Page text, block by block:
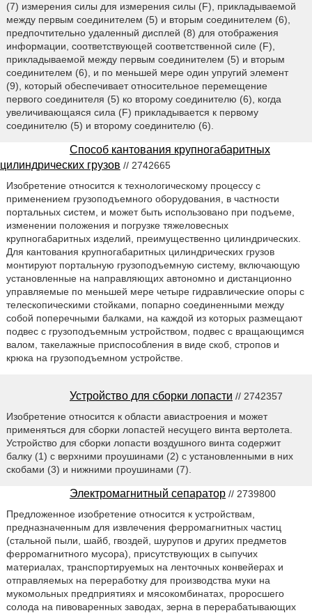
(7) измерения силы для измерения силы (F), прикладываемой
между первым соединителем (5) и вторым соединителем (6),
предпочтительно удаленный дисплей (8) для отображения
информации, соответствующей соответственной силе (F),
прикладываемой между первым соединителем (5) и вторым
соединителем (6), и по меньшей мере один упругий элемент
(9), который обеспечивает относительное перемещение
первого соединителя (5) ко второму соединителю (6), когда
увеличивающаяся сила (F) прикладывается к первому
соединителю (5) и второму соединителю (6).
Способ кантования крупногабаритных
цилиндрических грузов // 2742665
Изобретение относится к технологическому процессу с
применением грузоподъемного оборудования, в частности
портальных систем, и может быть использовано при подъеме,
изменении положения и погрузке тяжеловесных
крупногабаритных изделий, преимущественно цилиндрических.
Для кантования крупногабаритных цилиндрических грузов
монтируют портальную грузоподъемную систему, включающую
установленные на направляющих автономно и дистанционно
управляемые по меньшей мере четыре гидравлические опоры с
телескопическими стойками, попарно соединенными между
собой поперечными балками, на каждой из которых размещают
подвес с грузоподъемным устройством, подвес с вращающимся
валом, такелажные приспособления в виде скоб, стропов и
крюка на грузоподъемном устройстве.
Устройство для сборки лопасти // 2742357
Изобретение относится к области авиастроения и может
применяться для сборки лопастей несущего винта вертолета.
Устройство для сборки лопасти воздушного винта содержит
балку (1) с верхними проушинами (2) с установленными в них
скобами (3) и нижними проушинами (7).
Электромагнитный сепаратор // 2739800
Предложенное изобретение относится к устройствам,
предназначенным для извлечения ферромагнитных частиц
(стальной пыли, шайб, гвоздей, шурупов и других предметов
ферромагнитного мусора), присутствующих в сыпучих
материалах, транспортируемых на ленточных конвейерах и
отправляемых на переработку для производства муки на
мукомольных предприятиях и мясокомбинатах, проросшего
солода на пивоваренных заводах, зерна в перерабатывающих